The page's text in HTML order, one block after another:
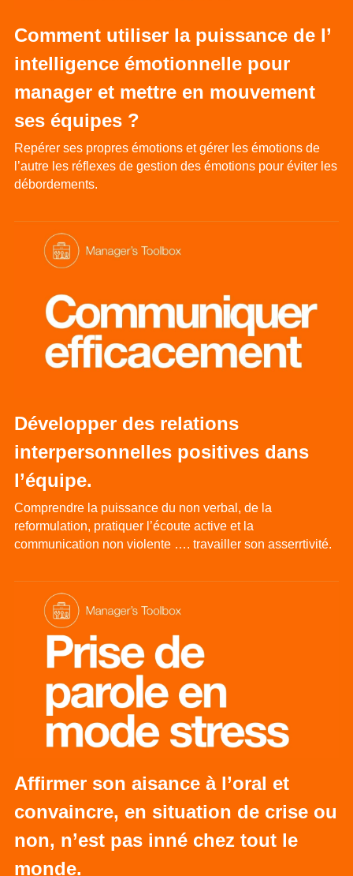
Comment utiliser la puissance de l’
intelligence émotionnelle pour
manager et mettre en mouvement
ses équipes ?
Repérer ses propres émotions et gérer les émotions de
l’autre les réflexes de gestion des émotions pour éviter les
débordements.
Développer des relations
interpersonnelles positives dans
l’équipe.
Comprendre la puissance du non verbal, de la
reformulation, pratiquer l’écoute active et la
communication non violente …. travailler son asserrtivité.
Affirmer son aisance à l’oral et
convaincre, en situation de crise ou
non, n’est pas inné chez tout le
monde.